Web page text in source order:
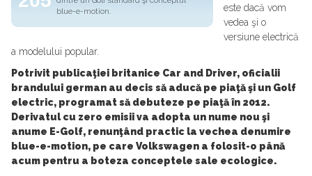
blue-e-motion.
este dacă vom
vedea şi o
versiune electrică
a modelului popular.
Potrivit publicaţiei britanice Car and Driver, oficialii
brandului german au decis să aducă pe piaţă şi un Golf
electric, programat să debuteze pe piaţă în 2012.
Derivatul cu zero emisii va adopta un nume nou şi
anume E-Golf, renunţând practic la vechea denumire
blue-e-motion, pe care Volkswagen a folosit-o până
acum pentru a boteza conceptele sale ecologice.